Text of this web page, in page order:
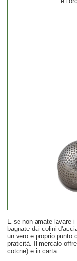
E se non amate lavare
bagnate dai colini
un vero e proprio punto
praticità. Il mercato
cotone) e in carta.